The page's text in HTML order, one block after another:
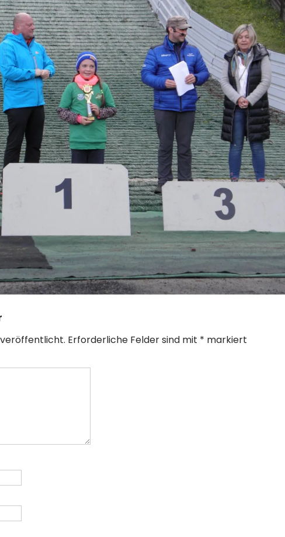
Erforderliche Felder sind mit * markiert